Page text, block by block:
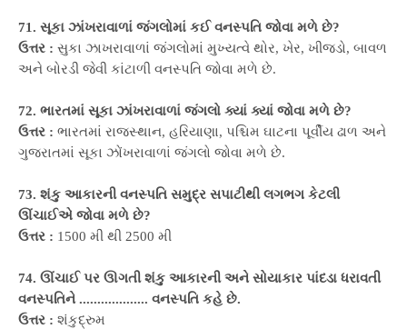
71. સૂકા ઝાંખરાવાળાં જંગલોમાં કઈ વનસ્પતિ જોવા મળે છે?
ઉત્તર : સુકા ઝાખરાવાળાં જંગલોમાં મુખ્યત્વે થોર, ખેર, ખીજડો, બાવળ
અને બોરડી જેવી કાંટાળી વનસ્પતિ જોવા મળે છે.
72. ભારતમાં સૂકા ઝાંખરાવાળાં જંગલો ક્યાં ક્યાં જોવા મળે છે?
ઉત્તર : ભારતમાં રાજસ્થાન, હરિયાણા, પશ્ચિમ ઘાટના પૂર્વીય ઢાળ અને
ગુજરાતમાં સૂકા ઝોંખરાવાળાં જંગલો જોવા મળે છે.
73. શંકુ આકારની વનસ્પતિ સમુદ્ર સપાટીથી લગભગ કેટલી
ઊંચાઈએ જોવા મળે છે?
ઉત્તર : 1500 મી થી 2500 મી
74. ઊંચાઈ પર ઊગતી શંકુ આકારની અને સોયાકાર પાંદડા ધરાવતી
વનસ્પતિને ................... વનસ્પતિ કહે છે.
ઉત્તર : શંકુદ્રુમ